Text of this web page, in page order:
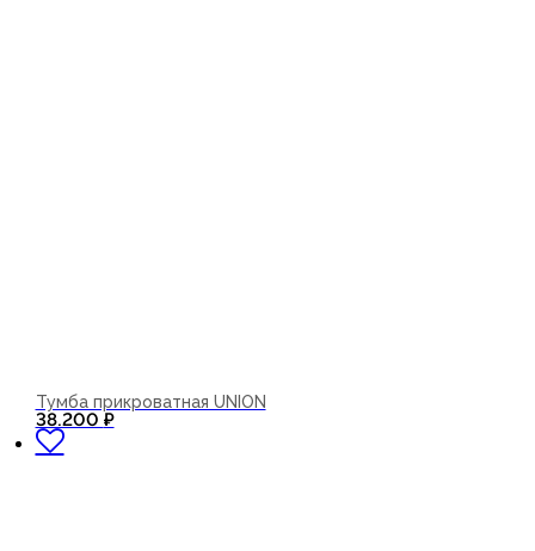
Тумба прикроватная UNION
38.200 ₽